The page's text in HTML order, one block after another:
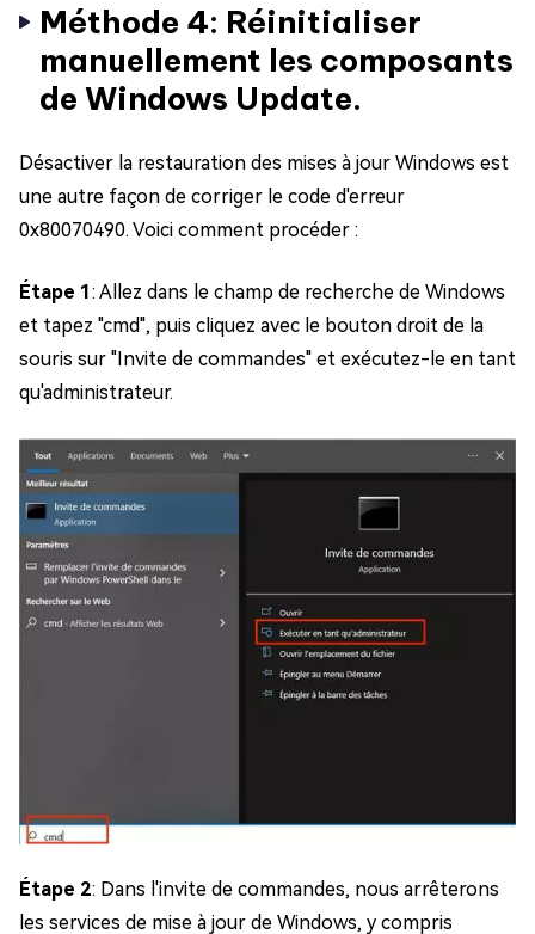
Méthode 4: Réinitialiser
manuellement les composants
de Windows Update.
Désactiver la restauration des mises à jour Windows est
une autre façon de corriger le code d'erreur
0x80070490. Voici comment procéder :
Étape 1: Allez dans le champ de recherche de Windows
et tapez "cmd", puis cliquez avec le bouton droit de la
souris sur "Invite de commandes" et exécutez-le en tant
qu'administrateur.
Étape 2: Dans l'invite de commandes, nous arrêterons
les services de mise à jour de Windows, y compris